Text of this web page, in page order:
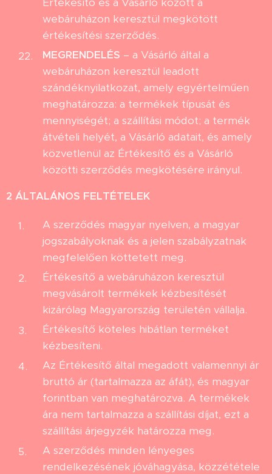
webáruházon keresztül megkötött
értékesítési szerződés.
MEGRENDELÉS – a Vásárló által a
webáruházon keresztül leadott
szándéknyilatkozat, amely egyértelműen
meghatározza: a termékek típusát és
mennyiségét; a szállítási módot; a termék
átvételi helyét, a Vásárló adatait, és amely
közvetlenül az Értékesítő és a Vásárló
közötti szerződés megkötésére irányul.
2 ÁLTALÁNOS FELTÉTELEK
A szerződés magyar nyelven, a magyar
jogszabályoknak és a jelen szabályzatnak
megfelelően köttetett meg.
Értékesítő a webáruházon keresztül
megvásárolt termékek kézbesítését
kizárólag Magyarország területén vállalja.
Értékesítő köteles hibátlan terméket
kézbesíteni.
Az Értékesítő által megadott valamennyi ár
bruttó ár (tartalmazza az áfát), és magyar
forintban van meghatározva. A termékek
ára nem tartalmazza a szállítási díjat, ezt a
szállítási árjegyzék határozza meg.
A szerződés minden lényeges
rendelkezésének jóváhagyása, közzététele